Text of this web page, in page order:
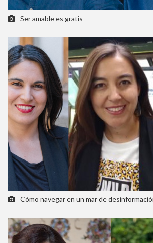
Ser amable es gratis
Cómo navegar en un mar de desinformación